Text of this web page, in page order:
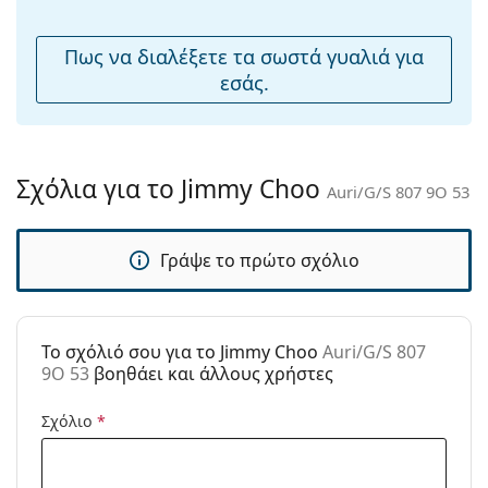
άρθρωση:
Όχι
Αξεσουάρ
Πανί
καθαρισμού:
Ναι
Τύπος:
Γυναικεία
Μάρκα:
Jimmy Choo
Auri/G/S 807 9O 53
Πως να διαλέξετε τα σωστά γυαλιά για
εσάς.
Σχόλια για το Jimmy Choo Auri/G/S 807 9O 53
Γράψε το πρώτο σχόλιο
To σχόλιό σου για το Jimmy Choo Auri/G/S 807
9O 53 βοηθάει και άλλους χρήστες
Σχόλιο *